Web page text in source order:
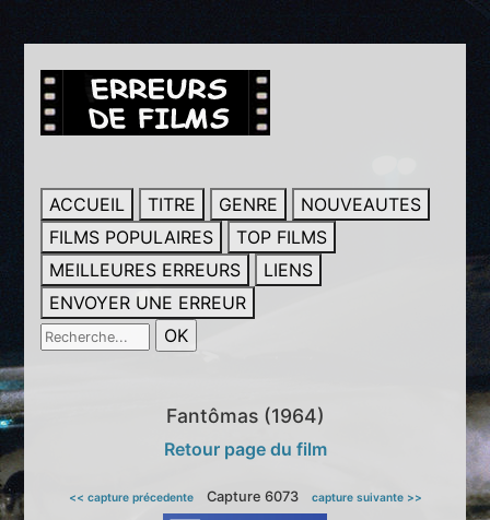
ACCUEIL TITRE GENRE
NOUVEAUTES
FILMS POPULAIRES
TOP FILMS
MEILLEURES ERREURS
LIENS
ENVOYER UNE ERREUR
Fantômas (1964)
Retour page du film
<< capture précedenteCapture 6073 capture suivante >>